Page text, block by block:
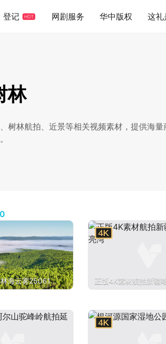
登记 HOT 网剧服务 华中版权 这礼
林
树林航拍、近景等相关视频素材，提供海
海云雾2506101
正版4K素材航拍新疆